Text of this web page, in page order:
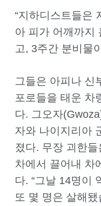
“지하디스트들은
아 피가 어깨까지
고, 3주간 분비물
그들은 아피나 신
포로들을 태운 차
다. 그오자
자와 나이지리아
졌다. 무장 괴한
차에서 끌어내 차
다. “그날 14명이
또 몇 명은 살해